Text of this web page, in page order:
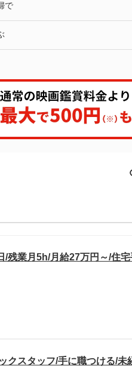
で
残業月5h/月給27万円～/住
クスタッフ/手に職つける/未